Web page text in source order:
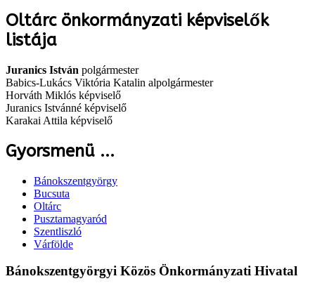
Oltárc önkormányzati képviselők
listája
Juranics István polgármester
Babics-Lukács Viktória Katalin alpolgármester
Horváth Miklós képviselő
Juranics Istvánné képviselő
Karakai Attila képviselő
Gyorsmenü ...
Bánokszentgyörgy
Bucsuta
Oltárc
Pusztamagyaród
Szentliszló
Várfölde
Bánokszentgyörgyi Közös Önkormányzati Hivatal